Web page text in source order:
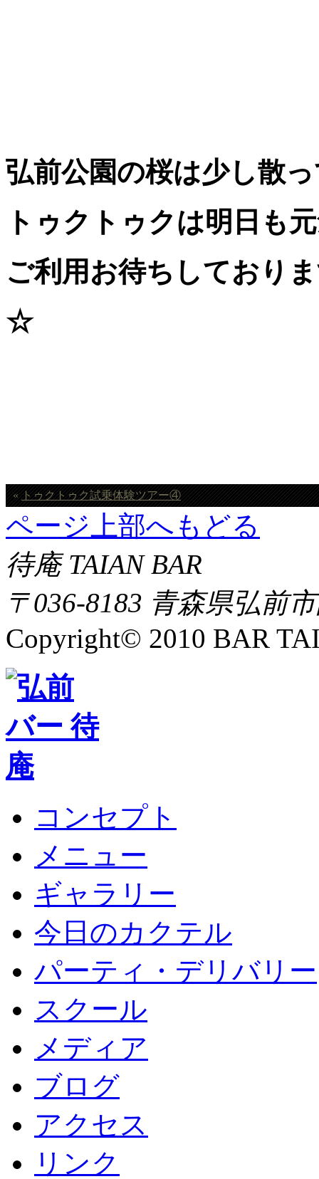
弘前公園の桜は少し散
トゥクトゥクは明日も
ご利用お待ちしており
☆
«トゥクトゥク試乗体験ツアー④
ページ上部へもどる
待庵 TAIAN BAR
〒036-8183 青森県弘前
Copyright© 2010 BAR
コンセプト
メニュー
ギャラリー
今日のカクテル
パーティ・デリバリー
スクール
メディア
ブログ
アクセス
リンク